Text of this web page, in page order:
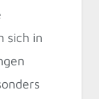
sich in